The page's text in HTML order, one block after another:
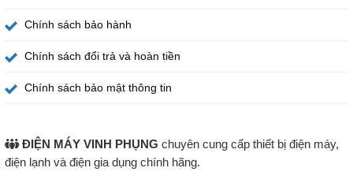
Chính sách bảo hành
Chính sách đổi trả và hoàn tiền
Chính sách bảo mật thông tin
ĐIỆN MÁY VINH PHỤNG chuyên cung cấp thiết bị điện máy,
điện lạnh và điện gia dụng chính hãng.